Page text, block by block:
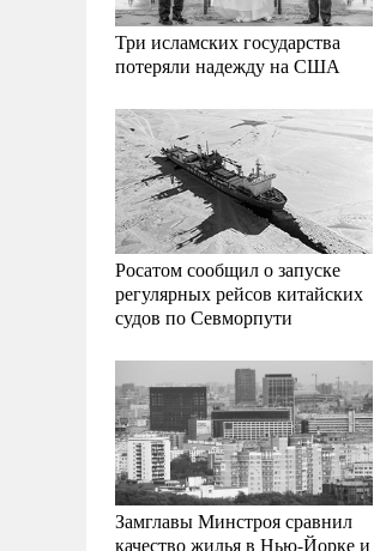
Три исламских государства
потеряли надежду на США
Росатом сообщил о запуске
регулярных рейсов китайских
судов по Севморпути
Замглавы Минстроя сравнил
качество жилья в Нью-Йорке и